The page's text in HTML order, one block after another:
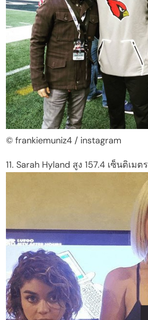
© frankiemuniz4 / instagram
11. Sarah Hyland สูง 157.4 เซ็นติเมตร